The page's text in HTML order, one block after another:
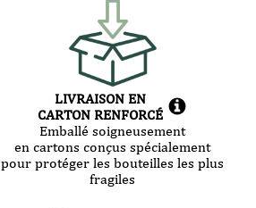
LIVRAISON EN
CARTON RENFORCÉ
Emballé soigneusement
en cartons conçus spécialement
pour protéger les bouteilles les plus
fragiles